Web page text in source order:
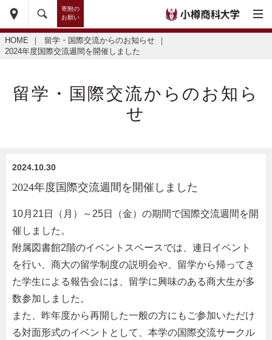
寄附の
お願い
HOME ｜ 留学・国際交流からのお知らせ
｜
2024年度国際交流週間を開催しました
留学・国際交流からのお知ら
せ
2024.10.30
2024年度国際交流週間を開催しました
10月21日（月）～25日（金）の期間で国際交流週間を開
催しました。
附属図書館2階のイベントスペースでは、連日イベント
を行い、商大の留学制度の説明会や、留学から帰ってき
た学生による報告会には、留学に興味のある商大生が多
数参加しました。
また、昨年度から再開した一般の方にもご参加いただけ
る対面形式のイベントとして、本学の国際交流サークル